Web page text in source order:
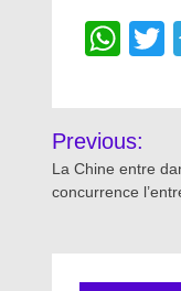
Post
Previous:
La Chine entre
concurrence